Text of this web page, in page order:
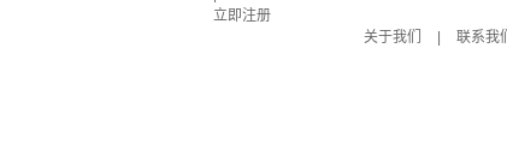
立即注册
关于我们
联系我